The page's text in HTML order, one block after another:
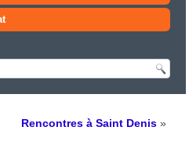
Rencontres à Saint Denis»